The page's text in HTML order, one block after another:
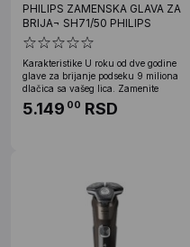
PHILIPS ZAMENSKA GLAVA ZA
BRIJA¬ SH71/50 PHILIPS
Karakteristike U roku od dve godine
glave za brijanje podseku 9 miliona
dlačica sa vašeg lica. Zamenite
5.149 00 RSD